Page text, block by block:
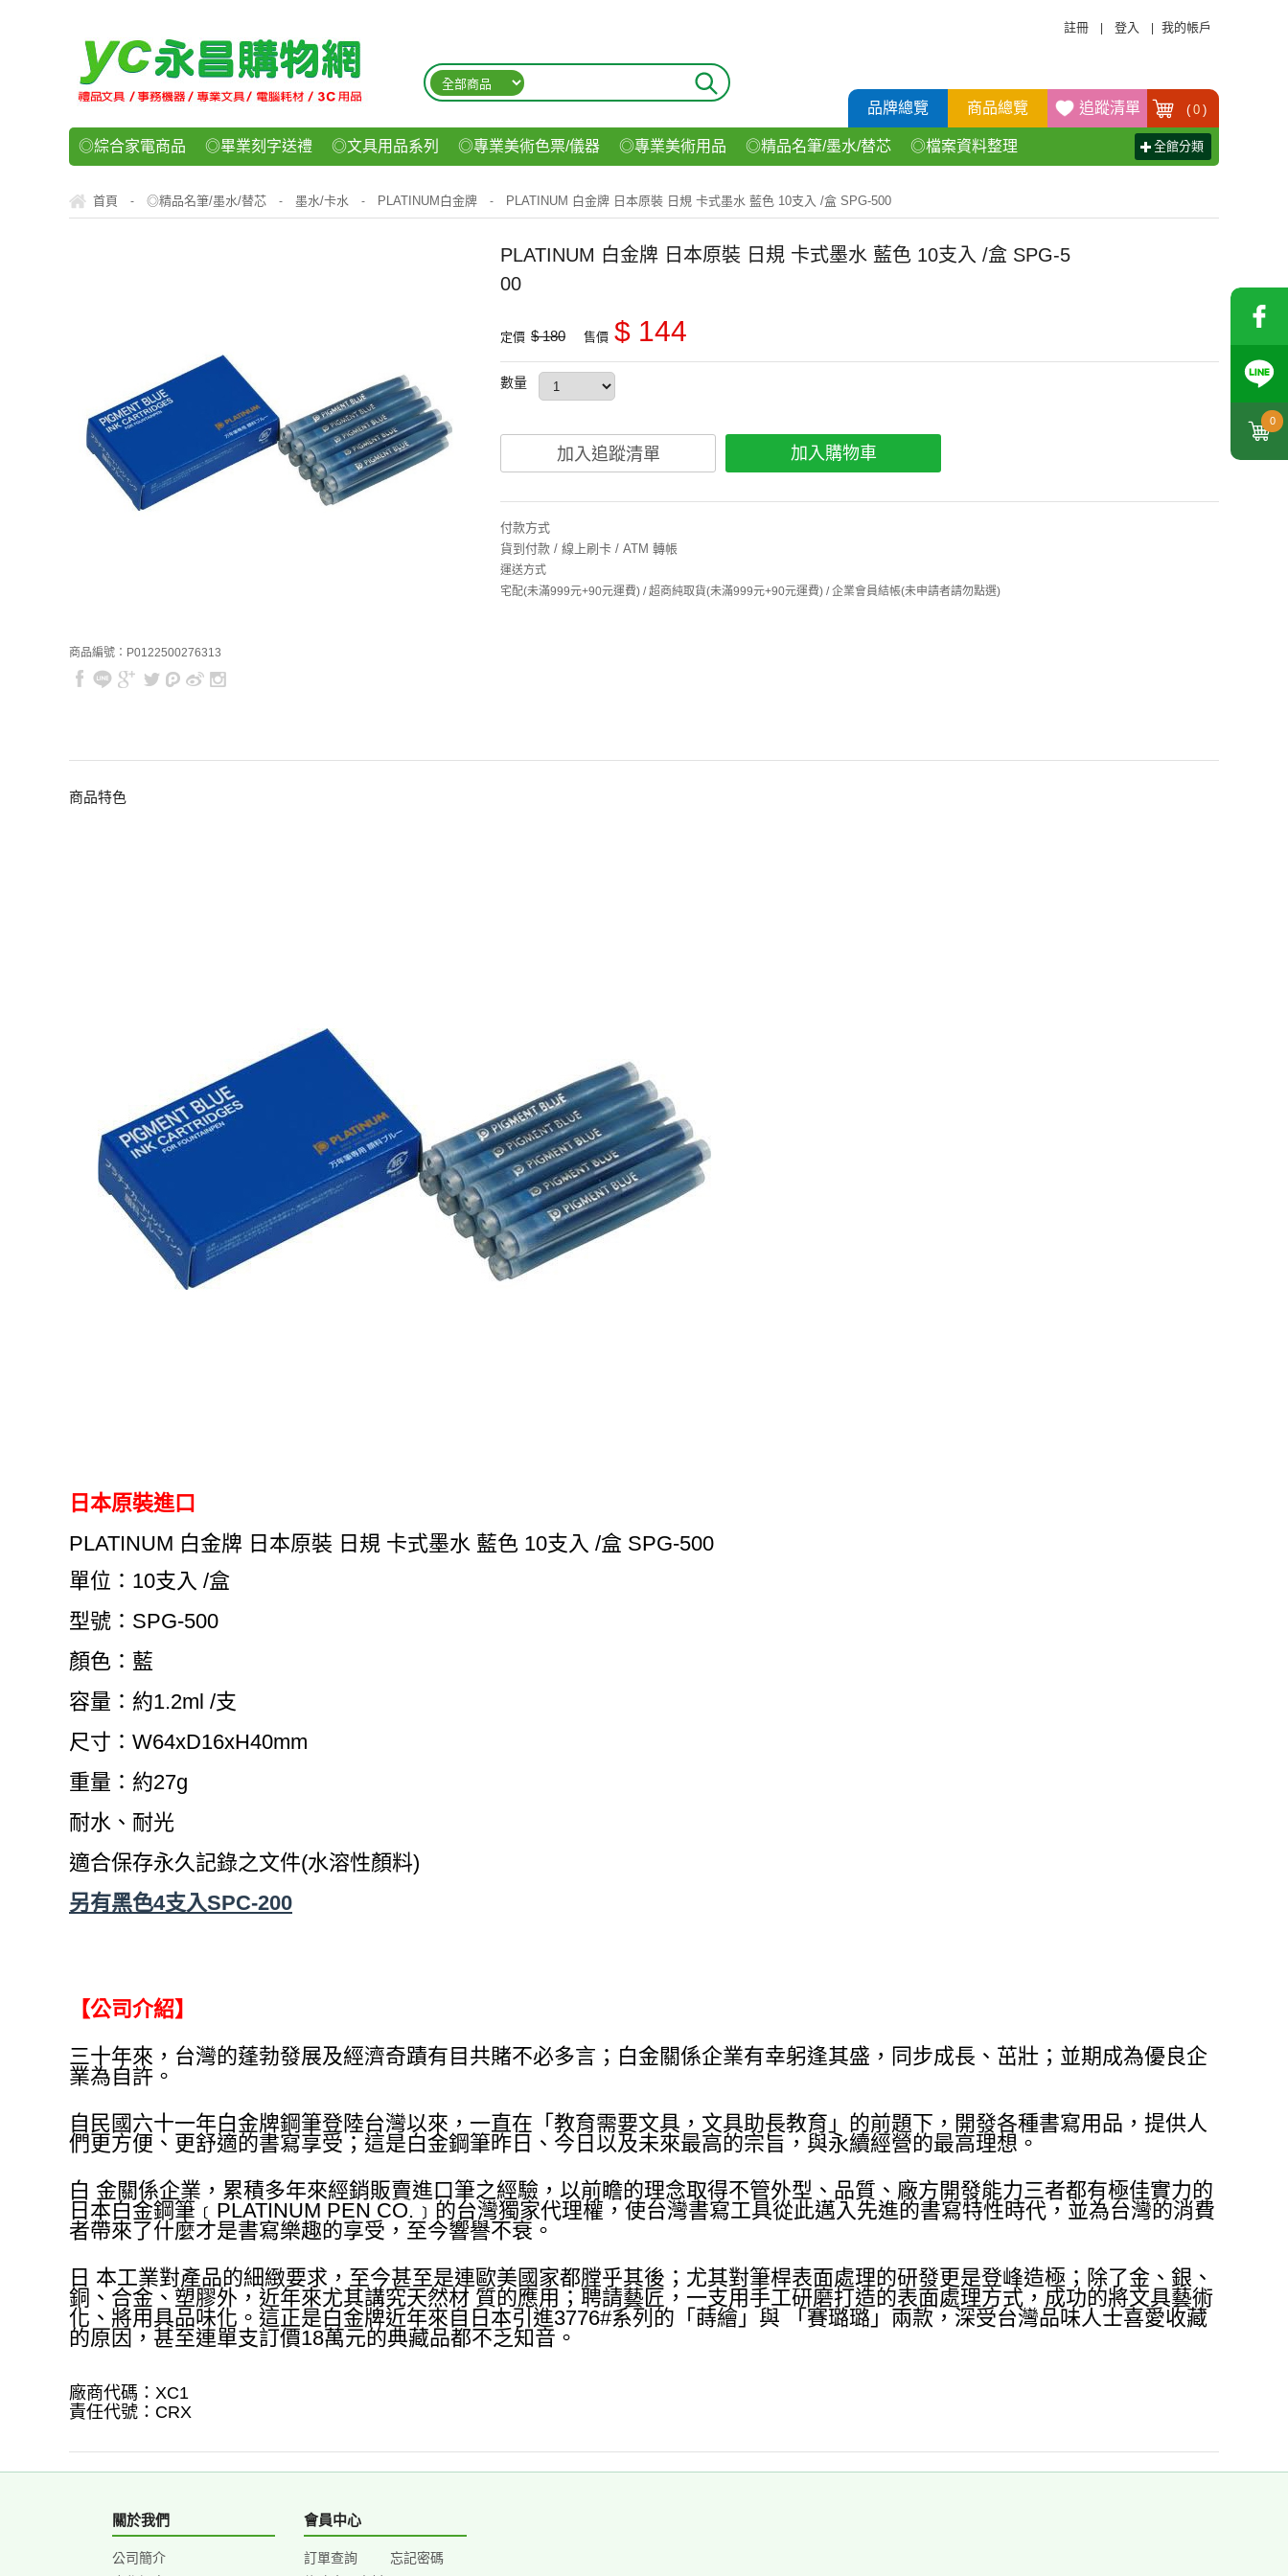
0
註冊 登入 我的帳戶
品牌總覽 商品總覽 追蹤清單 ( 0 )
◎綜合家電商品 ◎畢業刻字送禮 ◎文具用品系列 ◎專業美術色票/儀器 ◎專業美術用品 ◎精品名筆/墨水/替芯 ◎檔案資料整理
◎運動/休閒/樂器 ◎客製化禮贈品 ◎食品/零食/飲料
全館分類
首頁 - ◎精品名筆/墨水/替芯 - 墨水/卡水 - PLATINUM白金牌 - PLATINUM 白金牌 日本原裝 日規 卡式墨水 藍色 10支入 /盒 SPG-500
商品編號：P0122500276313
PLATINUM 白金牌 日本原裝 日規 卡式墨水 藍色 10支入 /盒 SPG-5
00
定價 $ 180 售價 $ 144
數量
加入追蹤清單 加入購物車
付款方式
貨到付款 / 線上刷卡 / ATM 轉帳
運送方式
宅配(未滿999元+90元運費) / 超商純取貨(未滿999元+90元運費) / 企業會員結帳(未申請者請勿點選)
商品特色
日本原裝進口
PLATINUM 白金牌 日本原裝 日規 卡式墨水 藍色 10支入 /盒 SPG-500
單位：10支入 /盒
型號：SPG-500
顏色：藍
容量：約1.2ml /支
尺寸：W64xD16xH40mm
重量：約27g
耐水、耐光
適合保存永久記錄之文件(水溶性顏料)
另有黑色4支入SPC-200
【公司介紹】
三十年來，台灣的蓬勃發展及經濟奇蹟有目共賭不必多言；白金關係企業有幸躬逢其盛，同步成長、茁壯；並期成為優良企
業為自許。
自民國六十一年白金牌鋼筆登陸台灣以來，一直在「教育需要文具，文具助長教育」的前題下，開發各種書寫用品，提供人
們更方便、更舒適的書寫享受；這是白金鋼筆昨日、今日以及未來最高的宗旨，與永續經營的最高理想。
白 金關係企業，累積多年來經銷販賣進口筆之經驗，以前瞻的理念取得不管外型、品質、廠方開發能力三者都有極佳實力的
日本白金鋼筆﹝PLATINUM PEN CO.﹞的台灣獨家代理權，使台灣書寫工具從此邁入先進的書寫特性時代，並為台灣的消費
者帶來了什麼才是書寫樂趣的享受，至今響譽不衰。
日 本工業對產品的細緻要求，至今甚至是連歐美國家都膛乎其後；尤其對筆桿表面處理的研發更是登峰造極；除了金、銀、
銅、合金、塑膠外，近年來尤其講究天然材 質的應用；聘請藝匠，一支用手工研磨打造的表面處理方式，成功的將文具藝術
化、將用具品味化。這正是白金牌近年來自日本引進3776#系列的「蒔繪」與 「賽璐璐」兩款，深受台灣品味人士喜愛收藏
的原因，甚至連單支訂價18萬元的典藏品都不乏知音。
廠商代碼：XC1
責任代號：CRX
關於我們
公司簡介
會員中心
訂單查詢
忘記密碼